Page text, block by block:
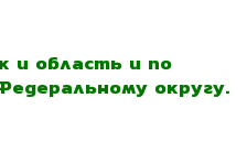
и область и по
округу.